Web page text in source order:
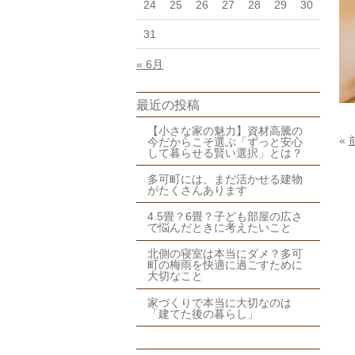
24 25 26 27 28 29 30
31
« 6月
最近の投稿
【小さな家の魅力】資材高騰の
今だからこそ選ぶ「ずっと安心
して暮らせる賢い選択」とは？
多可町には、まだ活かせる建物
がたくさんあります
4.5畳？6畳？子ども部屋の広さ
で悩んだときに考えたいこと
北側の寝室は本当にダメ？多可
町の梅雨を快適に過ごすために
大切なこと
家づくりで本当に大切なのは
「建てた後の暮らし」
«